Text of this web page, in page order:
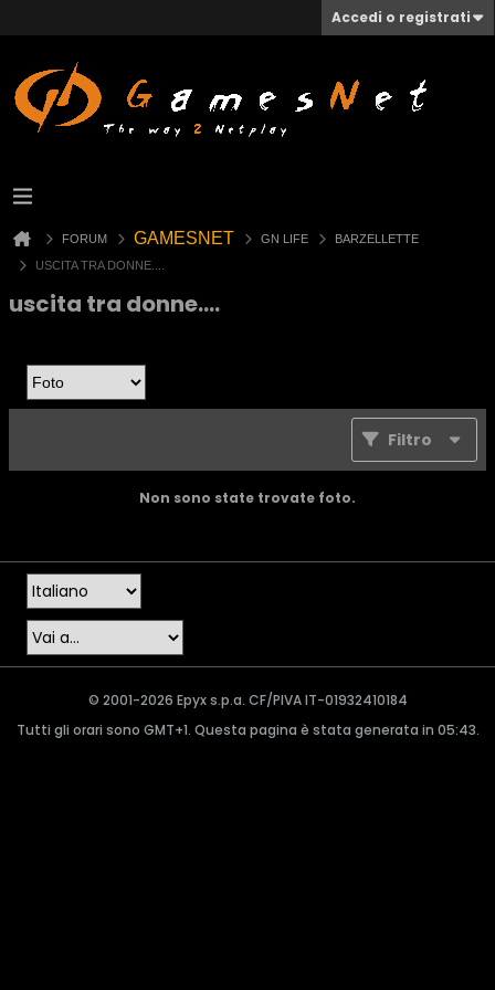
Accedi o registrati
FORUM GAMESNET GN LIFE
BARZELLETTE
USCITA TRA DONNE....
uscita tra donne....
Filtro
Non sono state trovate foto.
© 2001-2026 Epyx s.p.a. CF/PIVA IT-01932410184
Tutti gli orari sono GMT+1. Questa pagina è stata generata in 05:43.